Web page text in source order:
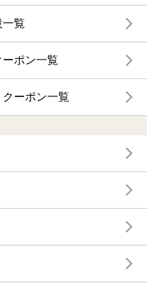
一覧
ポン一覧
ーポン一覧